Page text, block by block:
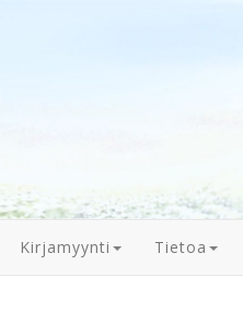
Kirjamyynti Tietoa